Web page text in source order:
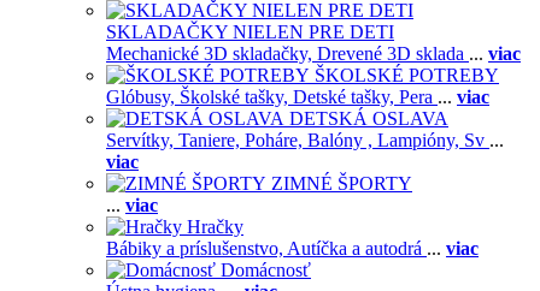
SKLADAČKY NIELEN PRE DETI
Mechanické 3D skladačky, Drevené 3D sklada ... viac
ŠKOLSKÉ POTREBY
Glóbusy, Školské tašky, Detské tašky, Pera ... viac
DETSKÁ OSLAVA
Servítky, Taniere, Poháre, Balóny , Lampióny, Sv ...
viac
ZIMNÉ ŠPORTY
... viac
Hračky
Bábiky a príslušenstvo, Autíčka a autodrá ... viac
Domácnosť